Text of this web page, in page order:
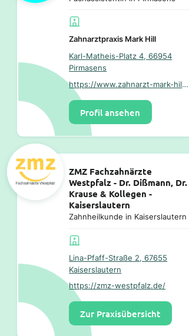
Zahnarztpraxis Mark Hill
Karl-Matheis-Platz 4, 66954
Pirmasens
https://www.zahnarzt-mark-hill.de/
Profil ansehen
ZMZ Fachzahnärzte
Westpfalz - Dr. Dißmann, Dr.
Krause & Kollegen -
Kaiserslautern
Zahnheilkunde in Kaiserslautern
Lina-Pfaff-Straße 2, 67655
Kaiserslautern
https://zmz-westpfalz.de/
Zur Praxisübersicht